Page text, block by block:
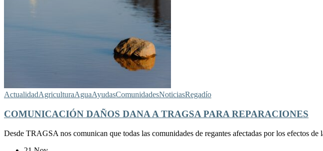
ActualidadAgriculturaAguaAyudasComunidadesNoticiasRegadío
COMUNICACIÓN DAÑOS DANA A TRAGSA PARA REPARACIONES
Desde TRAGSA nos comunican que todas las comunidades de regantes afectadas por los efectos